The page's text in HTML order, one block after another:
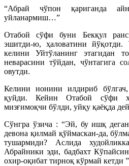
“Абрай чўпон қариганда
уйланармиш…”
Отабой сўфи буни Бекқул
эшитди-ю, ҳаловатини йўқотди.
келини Уйтўланинг этагидан
неварасини тўйдан, чўнтагига
овутди.
Келини нонини илдириб
қуйди. Кейин Отабой сўфи
мизғимоқчи бўлди, уйқу қаёқда
Сўнгра ўзича : “Эй, бу ишқ
девона қилмай қўймаскан-да,
тушармиди? Аслида
Абрайники эди, бадбахт
охир-оқибат тирноқ кўрмай кетди